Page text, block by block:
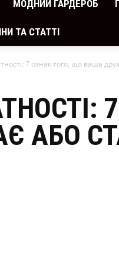
МОДНИЙ ГАРДЕРОБ
ТА СТАТТІ
7 ознак того, що ваша
АБО